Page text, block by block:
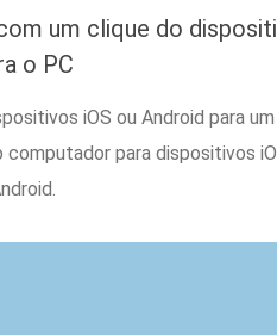
um clique do
o PC
iOS ou Android para
para dispositivos